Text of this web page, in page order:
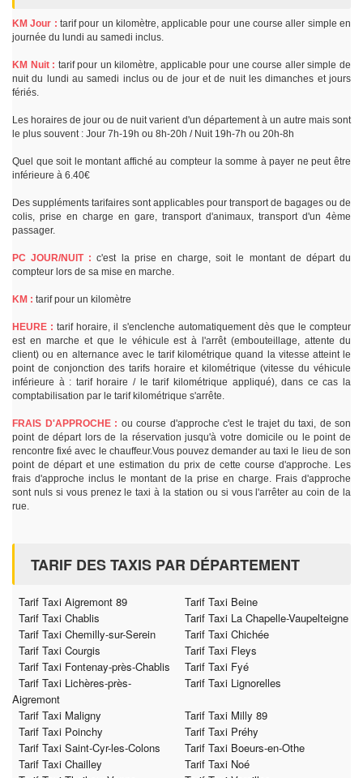
KM Jour : tarif pour un kilomètre, applicable pour une course aller simple en
journée du lundi au samedi inclus.
KM Nuit : tarif pour un kilomètre, applicable pour une course aller simple de
nuit du lundi au samedi inclus ou de jour et de nuit les dimanches et jours
fériés.
Les horaires de jour ou de nuit varient d'un département à un autre mais sont
le plus souvent : Jour 7h-19h ou 8h-20h / Nuit 19h-7h ou 20h-8h
Quel que soit le montant affiché au compteur la somme à payer ne peut être
inférieure à 6.40€
Des suppléments tarifaires sont applicables pour transport de bagages ou de
colis, prise en charge en gare, transport d'animaux, transport d'un 4ème
passager.
PC JOUR/NUIT : c'est la prise en charge, soit le montant de départ du
compteur lors de sa mise en marche.
KM : tarif pour un kilomètre
HEURE : tarif horaire, il s'enclenche automatiquement dès que le compteur
est en marche et que le véhicule est à l'arrêt (embouteillage, attente du
client) ou en alternance avec le tarif kilométrique quand la vitesse atteint le
point de conjonction des tarifs horaire et kilométrique (vitesse du véhicule
inférieure à : tarif horaire / le tarif kilométrique appliqué), dans ce cas la
comptabilisation par le tarif kilométrique s'arrête.
FRAIS D'APPROCHE : ou course d'approche c'est le trajet du taxi, de son
point de départ lors de la réservation jusqu'à votre domicile ou le point de
rencontre fixé avec le chauffeur.Vous pouvez demander au taxi le lieu de son
point de départ et une estimation du prix de cette course d'approche. Les
frais d'approche inclus le montant de la prise en charge. Frais d'approche
sont nuls si vous prenez le taxi à la station ou si vous l'arrêter au coin de la
rue.
TARIF DES TAXIS PAR DÉPARTEMENT
Tarif Taxi Aigremont 89
Tarif Taxi Beine
Tarif Taxi Chablis
Tarif Taxi La Chapelle-Vaupelteigne
Tarif Taxi Chemilly-sur-Serein
Tarif Taxi Chichée
Tarif Taxi Courgis
Tarif Taxi Fleys
Tarif Taxi Fontenay-près-Chablis
Tarif Taxi Fyé
Tarif Taxi Lichères-près-
Aigremont
Tarif Taxi Lignorelles
Tarif Taxi Maligny
Tarif Taxi Milly 89
Tarif Taxi Poinchy
Tarif Taxi Préhy
Tarif Taxi Saint-Cyr-les-Colons
Tarif Taxi Boeurs-en-Othe
Tarif Taxi Chailley
Tarif Taxi Noé